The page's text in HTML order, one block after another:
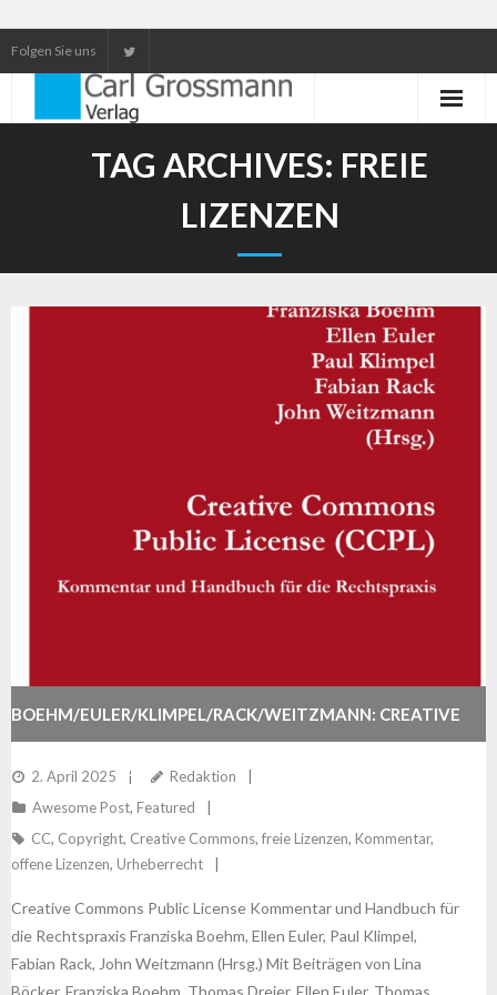
Folgen Sie uns
TAG ARCHIVES: FREIE
LIZENZEN
BOEHM/EULER/KLIMPEL/RACK/WEITZMANN: CREATIVE
COMMONS PUBLIC LICENSE
2. April 2025
Redaktion
Awesome Post, Featured
CC, Copyright, Creative Commons, freie Lizenzen, Kommentar,
offene Lizenzen, Urheberrecht
Creative Commons Public License Kommentar und Handbuch für
die Rechtspraxis Franziska Boehm, Ellen Euler, Paul Klimpel,
Fabian Rack, John Weitzmann (Hrsg.) Mit Beiträgen von Lina